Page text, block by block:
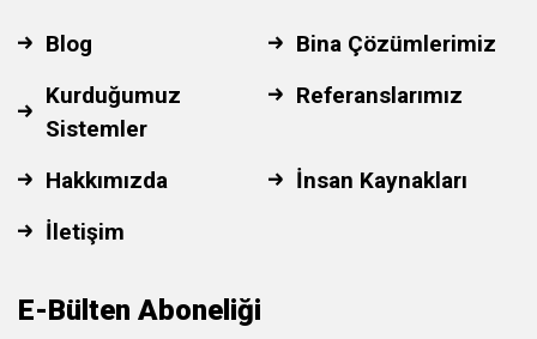
Blog
Bina Çözümlerimiz
Kurduğumuz
Sistemler
Referanslarımız
Hakkımızda
İnsan Kaynakları
İletişim
E-Bülten Aboneliği